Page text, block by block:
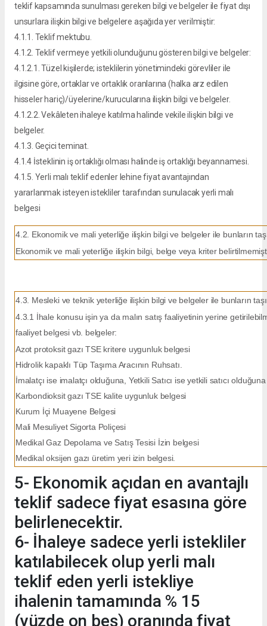
teklif kapsamında sunulması gereken bilgi ve belgeler ile fiyat dışı
unsurlara ilişkin bilgi ve belgelere aşağıda yer verilmiştir:
4.1.1. Teklif mektubu.
4.1.2. Teklif vermeye yetkili olunduğunu gösteren bilgi ve belgeler:
4.1.2.1. Tüzel kişilerde; isteklilerin yönetimindeki görevliler ile
ilgisine göre, ortaklar ve ortaklık oranlarına (halka arz edilen
hisseler hariç)/üyelerine/kurucularına ilişkin bilgi ve belgeler.
4.1.2.2. Vekâleten ihaleye katılma halinde vekile ilişkin bilgi ve
belgeler.
4.1.3. Geçici teminat.
4.1.4 İsteklinin iş ortaklığı olması halinde iş ortaklığı beyannamesi.
4.1.5. Yerli malı teklif edenler lehine fiyat avantajından
yararlanmak isteyen istekliler tarafından sunulacak yerli malı
belgesi
4.2. Ekonomik ve mali yeterliğe ilişkin bilgi ve belgeler ile bunların
Ekonomik ve mali yeterliğe ilişkin bilgi, belge veya kriter
4.3. Mesleki ve teknik yeterliğe ilişkin bilgi ve belgeler ile bunların
4.3.1 İhale konusu işin ya da malın satış faaliyetinin yerine
faaliyet belgesi vb. belgeler:
Azot protoksit gazı TSE kritere uygunluk belgesi
Hidrolik kapaklı Tüp Taşıma Aracının Ruhsatı.
İmalatçı ise imalatçı olduğuna, Yetkili Satıcı ise yetkili satıcı
Karbondioksit gazı TSE kalite uygunluk belgesi
Kurum İçi Muayene Belgesi
Mali Mesuliyet Sigorta Poliçesi
Medikal Gaz Depolama ve Satış Tesisi İzin belgesi
Medikal oksijen gazı üretim yeri izin belgesi.
5- Ekonomik açıdan en avantajlı
teklif sadece fiyat esasına göre
belirlenecektir.
6- İhaleye sadece yerli istekliler
katılabilecek olup yerli malı
teklif eden yerli istekliye
ihalenin tamamında % 15
(yüzde on beş) oranında fiyat